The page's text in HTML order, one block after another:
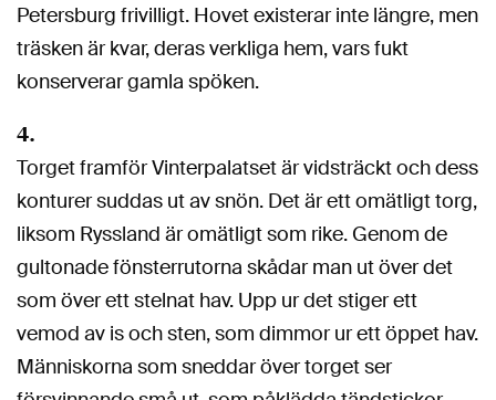
Petersburg frivilligt. Hovet existerar inte längre, men
träsken är kvar, deras verkliga hem, vars fukt
konserverar gamla spöken.
4.
Torget framför Vinterpalatset är vidsträckt och dess
konturer suddas ut av snön. Det är ett omätligt torg,
liksom Ryssland är omätligt som rike. Genom de
gultonade fönsterrutorna skådar man ut över det
som över ett stelnat hav. Upp ur det stiger ett
vemod av is och sten, som dimmor ur ett öppet hav.
Människorna som sneddar över torget ser